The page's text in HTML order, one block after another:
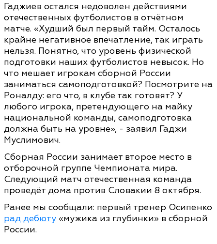
Гаджиев остался недоволен действиями
отечественных футболистов в отчётном
матче. «Худший был первый тайм. Осталось
крайне негативное впечатление, так играть
нельзя. Понятно, что уровень физической
подготовки наших футболистов невысок. Но
что мешает игрокам сборной России
заниматься самоподготовкой? Посмотрите на
Роналду: его что, в клубе так готовят? У
любого игрока, претендующего на майку
национальной команды, самоподготовка
должна быть на уровне», - заявил Гаджи
Муслимович.
Сборная России занимает второе место в
отборочной группе Чемпионата мира.
Следующий матч отечественная команда
проведёт дома против Словакии 8 октября.
Ранее мы сообщали: первый тренер Осипенко
рад дебюту «мужика из глубинки» в сборной
России.